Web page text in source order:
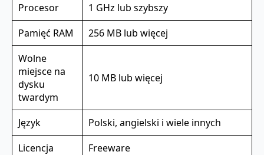
Procesor
1 GHz lub szybszy
Pamięć RAM
256 MB lub więcej
Wolne
miejsce na
dysku
twardym
10 MB lub więcej
Język
Polski, angielski i wiele innych
Licencja
Freeware